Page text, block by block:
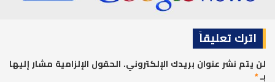
اترك تعليقاً
لن يتم نشر عنوان بريدك الإلكتروني. الحقول الإلزامية مشار إليها
بـ*